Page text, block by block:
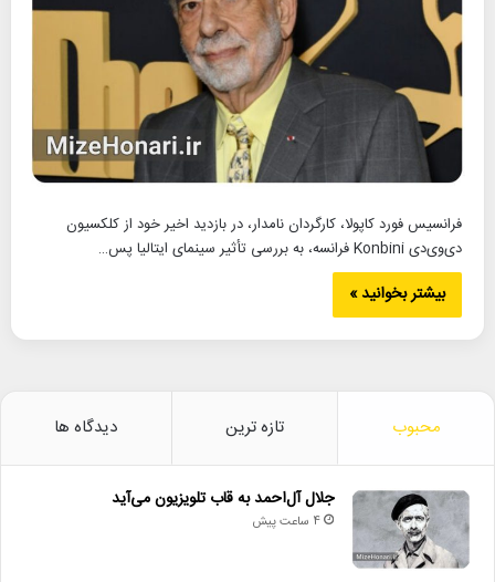
فرانسیس فورد کاپولا، کارگردان نامدار، در بازدید اخیر خود از کلکسیون
دی‌وی‌دی Konbini فرانسه، به بررسی تأثیر سینمای ایتالیا پس…
بیشتر بخوانید »
محبوب تازه ترین دیدگاه ها
جلال آل‌احمد به قاب تلویزیون می‌آید
4 ساعت پیش